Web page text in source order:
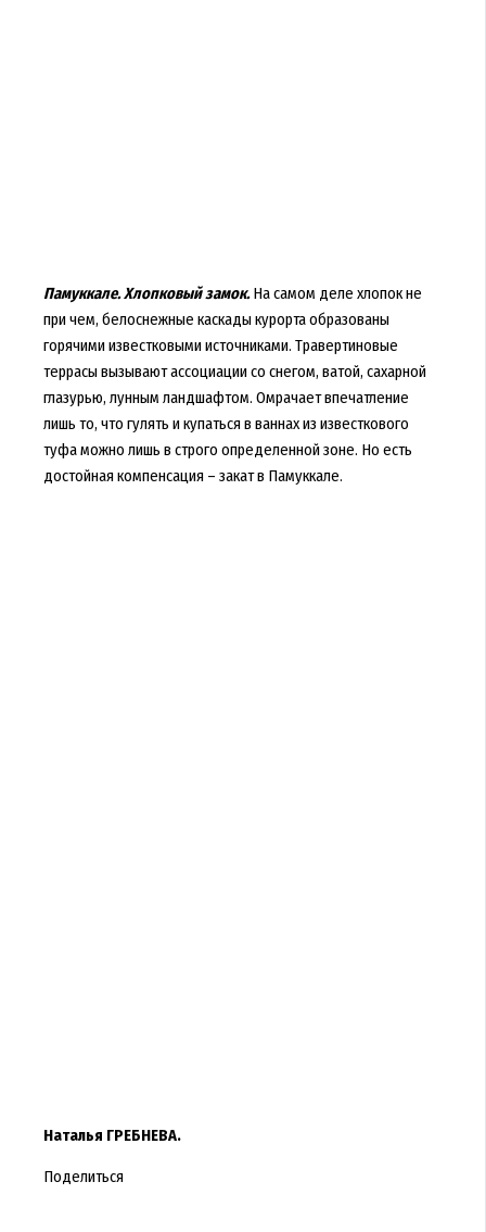
Памуккале. Хлопковый замок.На самом деле хлопок не
при чем, белоснежные каскады курорта образованы
горячими известковыми источниками. Травертиновые
террасы вызывают ассоциации со снегом, ватой, сахарной
глазурью, лунным ландшафтом. Омрачает впечатление
лишь то, что гулять и купаться в ваннах из известкового
туфа можно лишь в строго определенной зоне. Но есть
достойная компенсация – закат в Памуккале.
Наталья ГРЕБНЕВА.
Поделиться